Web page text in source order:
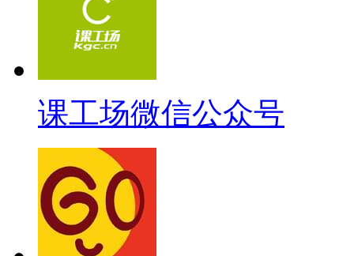
课工场微信公众号